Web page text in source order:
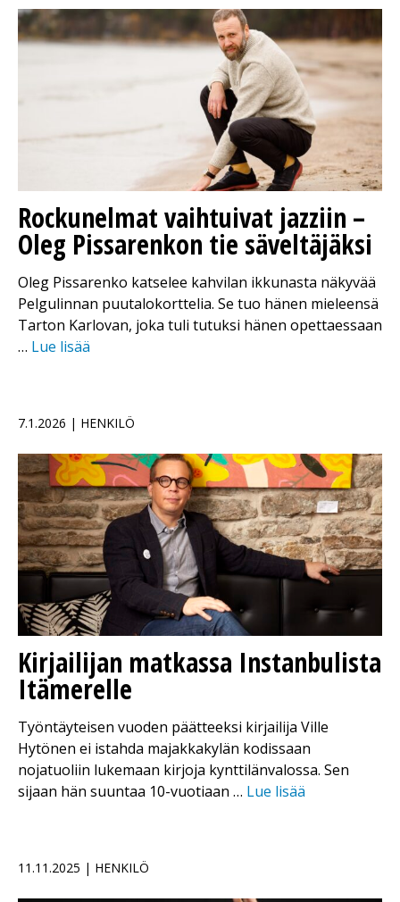
Rockunelmat vaihtuivat jazziin –
Oleg Pissarenkon tie säveltäjäksi
Oleg Pissarenko katselee kahvilan ikkunasta näkyvää
Pelgulinnan puutalokorttelia. Se tuo hänen mieleensä
Tarton Karlovan, joka tuli tutuksi hänen opettaessaan
… Lue lisää
7.1.2026 | HENKILÖ
Kirjailijan matkassa Instanbulista
Itämerelle
Työntäyteisen vuoden päätteeksi kirjailija Ville
Hytönen ei istahda majakkakylän kodissaan
nojatuoliin lukemaan kirjoja kynttilänvalossa. Sen
sijaan hän suuntaa 10-vuotiaan … Lue lisää
11.11.2025 | HENKILÖ